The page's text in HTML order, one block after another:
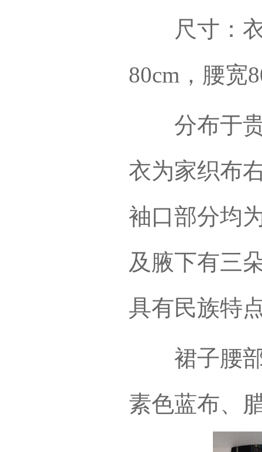
尺寸：衣
80cm，腰宽
分布于贵
衣为家织布
袖口部分均
及腋下有三
具有民族特
裙子腰部
素色蓝布、